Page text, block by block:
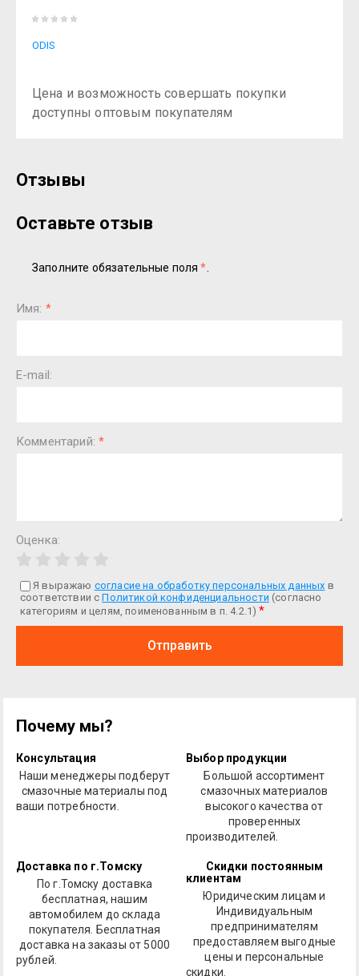
ODIS
Цена и возможность совершать покупки
доступны оптовым покупателям
Отзывы
Оставьте отзыв
Заполните обязательные поля*
Имя: *
E-mail:
Комментарий:*
Оценка:
Я выражаю согласие на обработку персональных данных в
соответствии сПолитикой конфиденциальности (согласно
категориям и целям, поименованным в п. 4.2.1)*
Отправить
Почему мы?
Консультация
Наши менеджеры подберут
смазочные материалы под
ваши потребности.
Выбор продукции
Большой ассортимент
смазочных материалов
высокого качества от
проверенных
производителей.
Доставка по г.Томску
По г.Томску доставка
бесплатная, нашим
автомобилем до склада
покупателя. Бесплатная
доставка на заказы от 5000
рублей.
Скидки постоянным
клиентам
Юридическим лицам и
Индивидуальным
предпринимателям
предоставляем выгодные
цены и персональные
скидки.